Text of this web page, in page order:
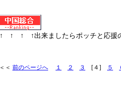
↑ ↑ ↑ ↑出来ましたらポッチと応援の
＜＜ 前のページへ １ ２ ３ [４] ５